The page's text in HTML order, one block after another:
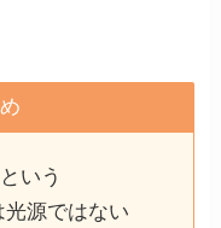
という
源ではない